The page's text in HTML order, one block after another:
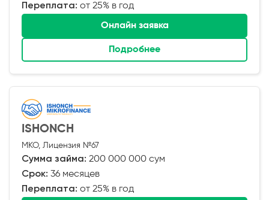
Переплата: от 25% в год
Онлайн заявка
Подробнее
ISHONCH
МКО, Лицензия №67
Сумма займа: 200 000 000 сум
Срок: 36 месяцев
Переплата: от 25% в год